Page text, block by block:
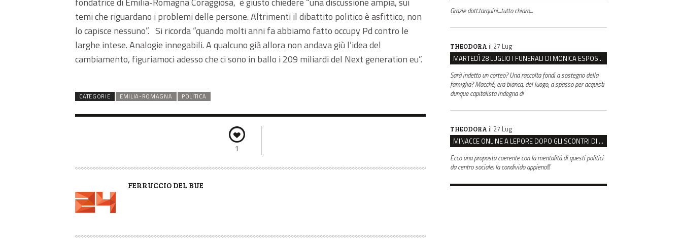
temi che riguardano i problemi delle persone. Altrimenti il dibattito politico è asfittico, non
lo capisce nessuno”. Si ricorda “quando molti anni fa abbiamo fatto occupy Pd contro le
larghe intese. Analogie innegabili. A qualcuno già allora non andava giù l’idea del
cambiamento, figuriamoci adesso che ci sono in ballo i 209 miliardi del Next generation eu”.
CATEGORIE EMILIA-ROMAGNA POLITICA
1
A
R
FERRUCCIO DEL BUE
Grazie dott.tarquini...tutto chiaro...
THEODORA il 27 Lug
MARTEDÌ 28 LUGLIO I FUNERALI DI MONICA ESPOSITO: LUTTO CITTADINO A MODENA E NONANTOLA
Sarà indetto un corteo? Una raccolta fondi a sostegno della
famiglia? Macché, era bianca, del luogo, a spasso per acquisti
dunque capitalista indegna di
THEODORA il 27 Lug
MINACCE ONLINE A LEPORE DOPO GLI SCONTRI DI BOLOGNA, ASSEGNATA LA SCORTA AL SINDACO
Ecco una proposta coerente con la mentalità di questi politici
da centro sociale: la condivido appieno!!!